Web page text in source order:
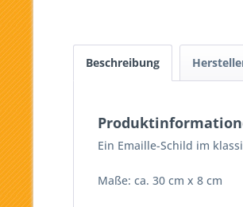
Beschreibung
Ein Emaille-Schild im
Maße: ca. 30 cm x 8 cm